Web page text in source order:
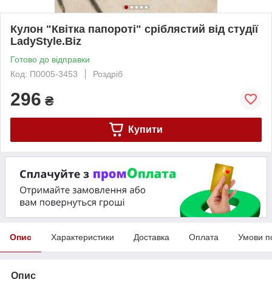
Кулон "Квітка папороті" сріблястий від студії
LadyStyle.Biz
Готово до відправки
Код: П0005-3453
Роздріб
296 ₴
Купити
Опис Характеристики Доставка Оплата Умови
Опис